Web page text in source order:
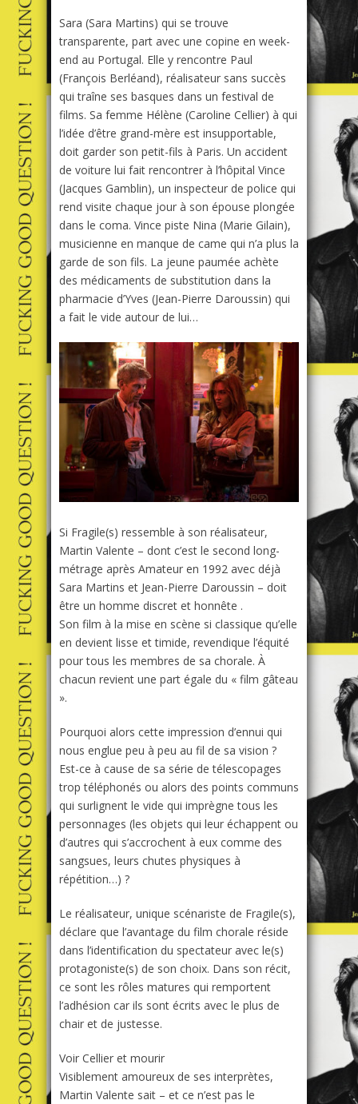
Sara (Sara Martins) qui se trouve
transparente, part avec une copine en week-
end au Portugal. Elle y rencontre Paul
(François Berléand), réalisateur sans succès
qui traîne ses basques dans un festival de
films. Sa femme Hélène (Caroline Cellier) à qui
l’idée d’être grand-mère est insupportable,
doit garder son petit-fils à Paris. Un accident
de voiture lui fait rencontrer à l’hôpital Vince
(Jacques Gamblin), un inspecteur de police qui
rend visite chaque jour à son épouse plongée
dans le coma. Vince piste Nina (Marie Gilain),
musicienne en manque de came qui n’a plus la
garde de son fils. La jeune paumée achète
des médicaments de substitution dans la
pharmacie d’Yves (Jean-Pierre Daroussin) qui
a fait le vide autour de lui…
Si Fragile(s) ressemble à son réalisateur,
Martin Valente – dont c’est le second long-
métrage après Amateur en 1992 avec déjà
Sara Martins et Jean-Pierre Daroussin – doit
être un homme discret et honnête .
Son film à la mise en scène si classique qu’elle
en devient lisse et timide, revendique l’équité
pour tous les membres de sa chorale. À
chacun revient une part égale du « film gâteau
».
Pourquoi alors cette impression d’ennui qui
nous englue peu à peu au fil de sa vision ?
Est-ce à cause de sa série de télescopages
trop téléphonés ou alors des points communs
qui surlignent le vide qui imprègne tous les
personnages (les objets qui leur échappent ou
d’autres qui s’accrochent à eux comme des
sangsues, leurs chutes physiques à
répétition…) ?
Le réalisateur, unique scénariste de Fragile(s),
déclare que l’avantage du film chorale réside
dans l’identification du spectateur avec le(s)
protagoniste(s) de son choix. Dans son récit,
ce sont les rôles matures qui remportent
l’adhésion car ils sont écrits avec le plus de
chair et de justesse.
Voir Cellier et mourir
Visiblement amoureux de ses interprètes,
Martin Valente sait – et ce n’est pas le